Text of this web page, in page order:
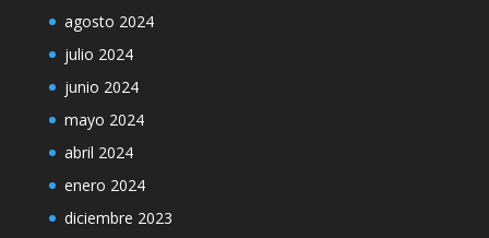
agosto 2024
julio 2024
junio 2024
mayo 2024
abril 2024
enero 2024
diciembre 2023